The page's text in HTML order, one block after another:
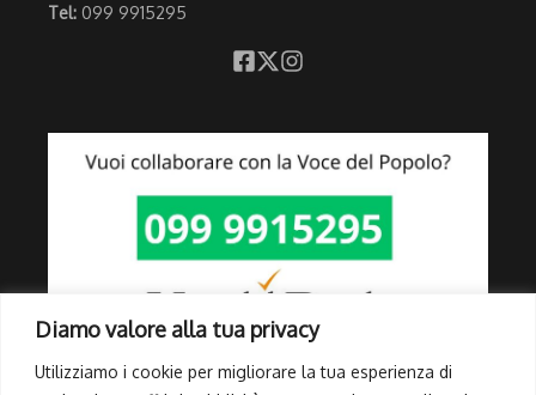
Diamo valore alla tua privacy
Utilizziamo i cookie per migliorare la tua esperienza di
Tel: 099 9915295